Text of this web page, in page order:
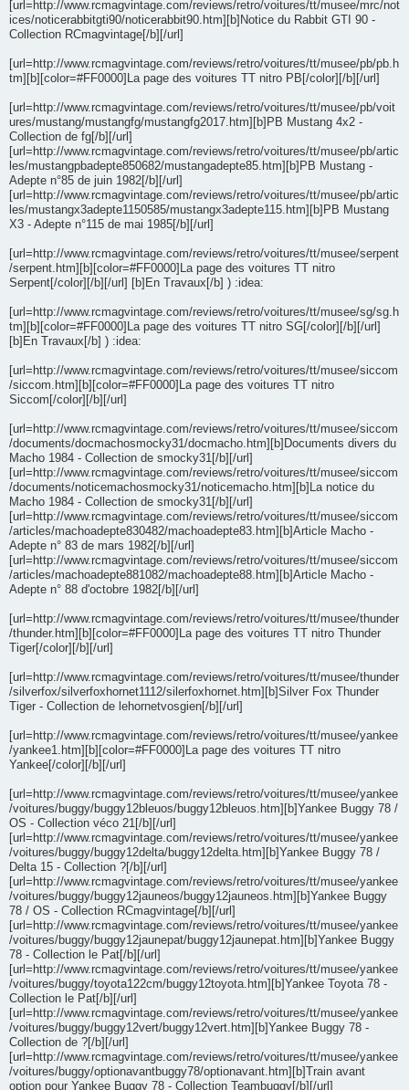
[url=http://www.rcmagvintage.com/reviews/retro/voitures/tt/musee/mrc/not
ices/noticerabbitgti90/noticerabbit90.htm][b]Notice du Rabbit GTI 90 -
Collection RCmagvintage[/b][/url]
[url=http://www.rcmagvintage.com/reviews/retro/voitures/tt/musee/pb/pb.h
tm][b][color=#FF0000]La page des voitures TT nitro PB[/color][/b][/url]
[url=http://www.rcmagvintage.com/reviews/retro/voitures/tt/musee/pb/voit
ures/mustang/mustangfg/mustangfg2017.htm][b]PB Mustang 4x2 -
Collection de fg[/b][/url]
[url=http://www.rcmagvintage.com/reviews/retro/voitures/tt/musee/pb/artic
les/mustangpbadepte850682/mustangadepte85.htm][b]PB Mustang -
Adepte n°85 de juin 1982[/b][/url]
[url=http://www.rcmagvintage.com/reviews/retro/voitures/tt/musee/pb/artic
les/mustangx3adepte1150585/mustangx3adepte115.htm][b]PB Mustang
X3 - Adepte n°115 de mai 1985[/b][/url]
[url=http://www.rcmagvintage.com/reviews/retro/voitures/tt/musee/serpent
/serpent.htm][b][color=#FF0000]La page des voitures TT nitro
Serpent[/color][/b][/url] [b]En Travaux[/b] ) :idea:
[url=http://www.rcmagvintage.com/reviews/retro/voitures/tt/musee/sg/sg.h
tm][b][color=#FF0000]La page des voitures TT nitro SG[/color][/b][/url]
[b]En Travaux[/b] ) :idea:
[url=http://www.rcmagvintage.com/reviews/retro/voitures/tt/musee/siccom
/siccom.htm][b][color=#FF0000]La page des voitures TT nitro
Siccom[/color][/b][/url]
[url=http://www.rcmagvintage.com/reviews/retro/voitures/tt/musee/siccom
/documents/docmachosmocky31/docmacho.htm][b]Documents divers du
Macho 1984 - Collection de smocky31[/b][/url]
[url=http://www.rcmagvintage.com/reviews/retro/voitures/tt/musee/siccom
/documents/noticemachosmocky31/noticemacho.htm][b]La notice du
Macho 1984 - Collection de smocky31[/b][/url]
[url=http://www.rcmagvintage.com/reviews/retro/voitures/tt/musee/siccom
/articles/machoadepte830482/machoadepte83.htm][b]Article Macho -
Adepte n° 83 de mars 1982[/b][/url]
[url=http://www.rcmagvintage.com/reviews/retro/voitures/tt/musee/siccom
/articles/machoadepte881082/machoadepte88.htm][b]Article Macho -
Adepte n° 88 d'octobre 1982[/b][/url]
[url=http://www.rcmagvintage.com/reviews/retro/voitures/tt/musee/thunder
/thunder.htm][b][color=#FF0000]La page des voitures TT nitro Thunder
Tiger[/color][/b][/url]
[url=http://www.rcmagvintage.com/reviews/retro/voitures/tt/musee/thunder
/silverfox/silverfoxhornet1112/silerfoxhornet.htm][b]Silver Fox Thunder
Tiger - Collection de lehornetvosgien[/b][/url]
[url=http://www.rcmagvintage.com/reviews/retro/voitures/tt/musee/yankee
/yankee1.htm][b][color=#FF0000]La page des voitures TT nitro
Yankee[/color][/b][/url]
[url=http://www.rcmagvintage.com/reviews/retro/voitures/tt/musee/yankee
/voitures/buggy/buggy12bleuos/buggy12bleuos.htm][b]Yankee Buggy 78 /
OS - Collection véco 21[/b][/url]
[url=http://www.rcmagvintage.com/reviews/retro/voitures/tt/musee/yankee
/voitures/buggy/buggy12delta/buggy12delta.htm][b]Yankee Buggy 78 /
Delta 15 - Collection ?[/b][/url]
[url=http://www.rcmagvintage.com/reviews/retro/voitures/tt/musee/yankee
/voitures/buggy/buggy12jauneos/buggy12jauneos.htm][b]Yankee Buggy
78 / OS - Collection RCmagvintage[/b][/url]
[url=http://www.rcmagvintage.com/reviews/retro/voitures/tt/musee/yankee
/voitures/buggy/buggy12jaunepat/buggy12jaunepat.htm][b]Yankee Buggy
78 - Collection le Pat[/b][/url]
[url=http://www.rcmagvintage.com/reviews/retro/voitures/tt/musee/yankee
/voitures/buggy/toyota122cm/buggy12toyota.htm][b]Yankee Toyota 78 -
Collection le Pat[/b][/url]
[url=http://www.rcmagvintage.com/reviews/retro/voitures/tt/musee/yankee
/voitures/buggy/buggy12vert/buggy12vert.htm][b]Yankee Buggy 78 -
Collection de ?[/b][/url]
[url=http://www.rcmagvintage.com/reviews/retro/voitures/tt/musee/yankee
/voitures/buggy/optionavantbuggy78/optionavant.htm][b]Train avant
option pour Yankee Buggy 78 - Collection Teambuggy[/b][/url]